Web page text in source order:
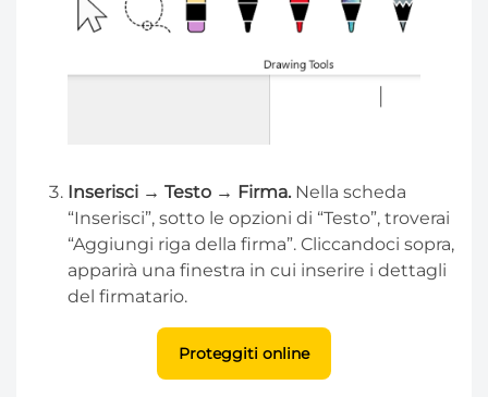
Inserisci → Testo → Firma. Nella scheda
“Inserisci”, sotto le opzioni di “Testo”, troverai
“Aggiungi riga della firma”. Cliccandoci sopra,
apparirà una finestra in cui inserire i dettagli
del firmatario.
Proteggiti online